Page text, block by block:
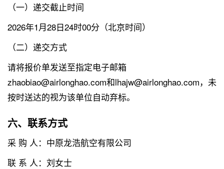
（一）递交截止时间
2026年1月28日24时00分（北京时间）
（二）递交方式
请将报价单发送至指定电子邮箱
zhaobiao@airlonghao.com和lhajw@airlonghao.com，未
按时送达的视为该单位自动弃标。
六、联系方式
采 购 人：中原龙浩航空有限公司
联 系 人：刘女士